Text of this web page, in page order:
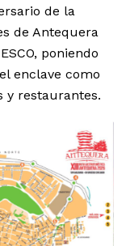
de la
de Antequera
poniendo
enclave como
y restaurantes.